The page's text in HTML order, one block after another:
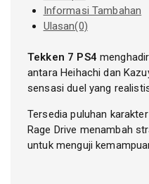
Informasi Tambahan
Ulasan(0)
Tekken 7 PS4
antara Heihachi dan
sensasi duel yang
Tersedia puluhan
Rage Drive menambah
untuk menguji